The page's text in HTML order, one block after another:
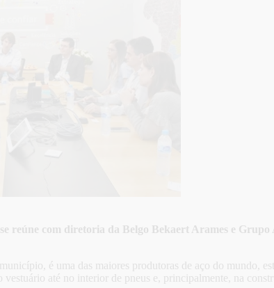
reúne com diretoria da Belgo Bekaert Arames e
é uma das maiores produtoras de aço do mundo,
vestuário até no interior de pneus e, principalmente, na